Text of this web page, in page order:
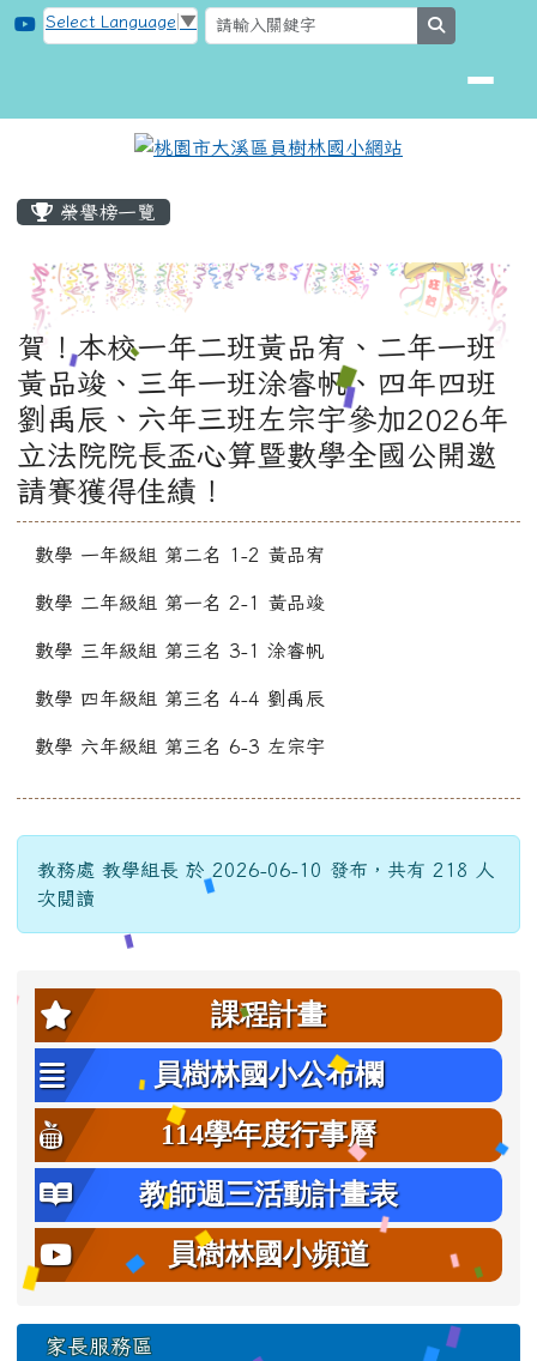
跳至主內容區
桃園市大溪區員樹林國小網站
Select Language ▼
榮譽榜一覽
賀！本校一年二班黃品宥、二年一班
黃品竣、三年一班涂睿帆、四年四班
劉禹辰、六年三班左宗宇參加2026年
立法院院長盃心算暨數學全國公開邀
請賽獲得佳績！
數學 一年級組 第二名 1-2 黃品宥
數學 二年級組 第一名 2-1 黃品竣
數學 三年級組 第三名 3-1 涂睿帆
數學 四年級組 第三名 4-4 劉禹辰
數學 六年級組 第三名 6-3 左宗宇
教務處 教學組長 於 2026-06-10 發布，共有 218 人
次閱讀
左邊區域內容
課程計畫
員樹林國小公布欄
114學年度行事曆
教師週三活動計畫表
員樹林國小頻道
家長服務區